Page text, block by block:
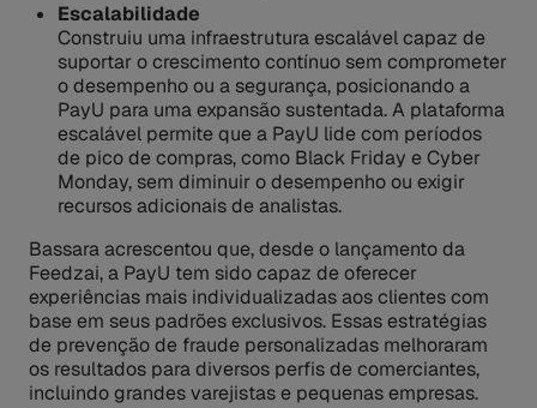
Escalabilidade
Construiu uma infraestrutura escalável capaz de
suportar o crescimento contínuo sem comprometer
o desempenho ou a segurança, posicionando a
PayU para uma expansão sustentada. A plataforma
escalável permite que a PayU lide com períodos
de pico de compras, como Black Friday e Cyber
Monday, sem diminuir o desempenho ou exigir
recursos adicionais de analistas.
Bassara acrescentou que, desde o lançamento da
Feedzai, a PayU tem sido capaz de oferecer
experiências mais individualizadas aos clientes com
base em seus padrões exclusivos. Essas estratégias
de prevenção de fraude personalizadas melhoraram
os resultados para diversos perfis de comerciantes,
incluindo grandes varejistas e pequenas empresas.